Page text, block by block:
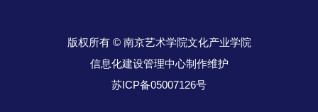
版权所有 © 南京艺术学院文化产业学院
信息化建设管理中心制作维护
苏ICP备05007126号